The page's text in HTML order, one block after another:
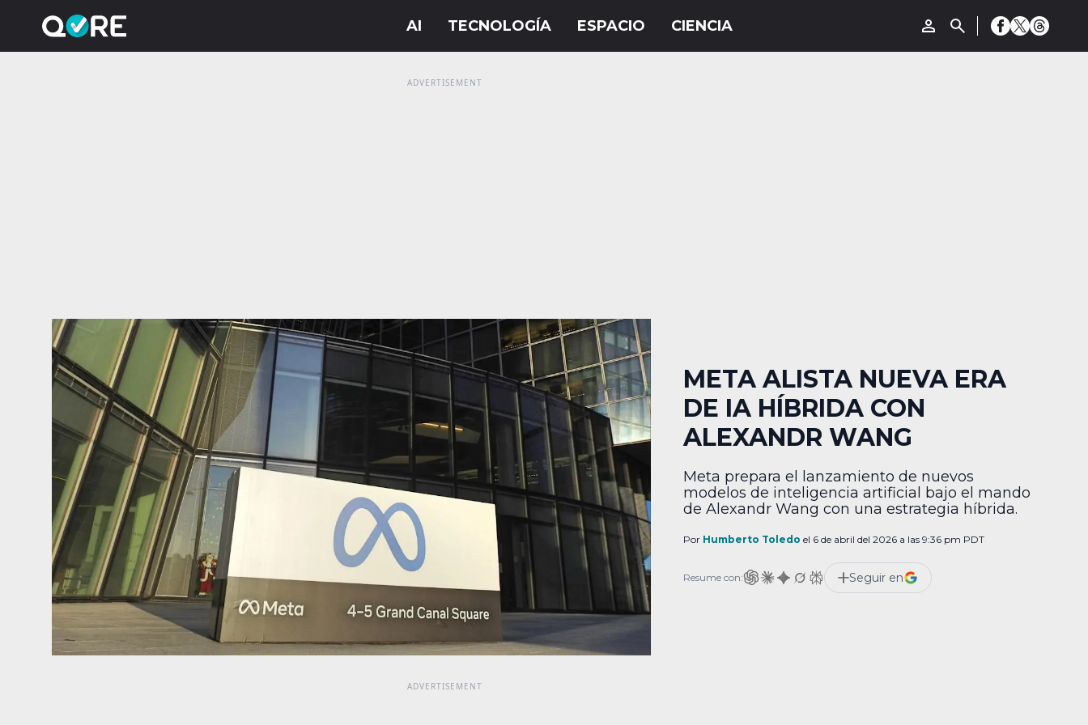
META ALISTA NUEVA ERA
DE IA HÍBRIDA CON
ALEXANDR WANG
Meta prepara el lanzamiento de nuevos
modelos de inteligencia artificial bajo el mando
de Alexandr Wang con una estrategia híbrida.
Por Humberto Toledo el 6 de abril del 2026 a las 9:36 pm PDT
Resume con: Seguir en